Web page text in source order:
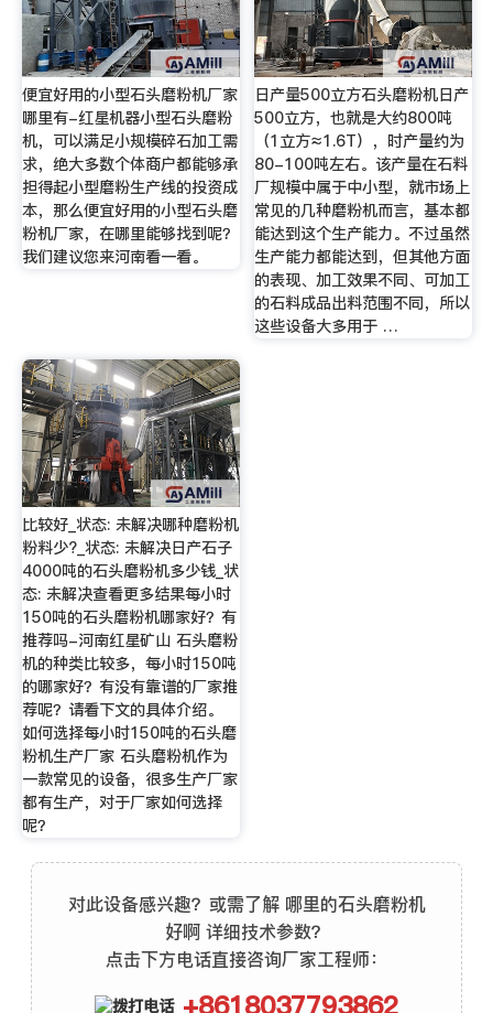
便宜好用的小型石头磨粉机厂家
哪里有-红星机器小型石头磨粉
机，可以满足小规模碎石加工需
求，绝大多数个体商户都能够承
担得起小型磨粉生产线的投资成
本，那么便宜好用的小型石头磨
粉机厂家，在哪里能够找到呢？
我们建议您来河南看一看。
日产量500立方石头磨粉机日产
500立方，也就是大约800吨
（1立方≈1.6T），时产量约为
80-100吨左右。该产量在石料
厂规模中属于中小型，就市场上
常见的几种磨粉机而言，基本都
能达到这个生产能力。不过虽然
生产能力都能达到，但其他方面
的表现、加工效果不同、可加工
的石料成品出料范围不同，所以
这些设备大多用于 …
比较好_状态: 未解决哪种磨粉机
粉料少?_状态: 未解决日产石子
4000吨的石头磨粉机多少钱_状
态: 未解决查看更多结果每小时
150吨的石头磨粉机哪家好？有
推荐吗-河南红星矿山 石头磨粉
机的种类比较多，每小时150吨
的哪家好？有没有靠谱的厂家推
荐呢？请看下文的具体介绍。
如何选择每小时150吨的石头磨
粉机生产厂家 石头磨粉机作为
一款常见的设备，很多生产厂家
都有生产，对于厂家如何选择
呢？
对此设备感兴趣？或需了解 哪里的石头磨粉机
好啊 详细技术参数？
点击下方电话直接咨询厂家工程师：
+8618037793862